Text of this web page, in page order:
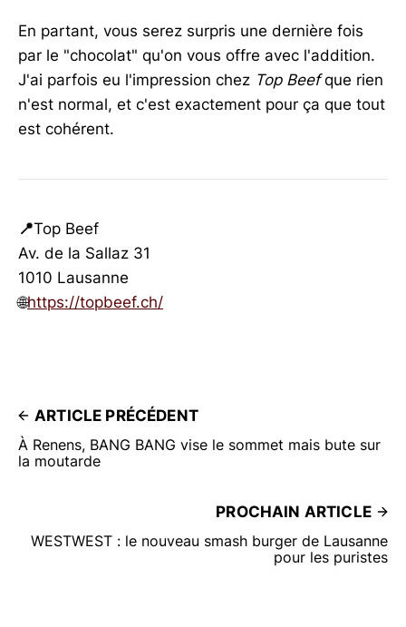
En partant, vous serez surpris une dernière fois
par le "chocolat" qu'on vous offre avec l'addition.
J'ai parfois eu l'impression chez Top Beefque rien
n'est normal, et c'est exactement pour ça que tout
est cohérent.
📍Top Beef
Av. de la Sallaz 31
1010 Lausanne
🌐https://topbeef.ch/
ARTICLE PRÉCÉDENT
À Renens, BANG BANG vise le sommet mais bute sur
la moutarde
PROCHAIN ARTICLE
WESTWEST : le nouveau smash burger de Lausanne
pour les puristes